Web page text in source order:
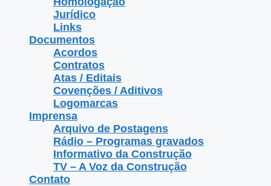
Jurídico
Links
Documentos
Acordos
Contratos
Atas / Editais
Covenções / Aditivos
Logomarcas
Imprensa
Arquivo de Postagens
Rádio – Programas gravados
Informativo da Construção
TV – A Voz da Construção
Contato